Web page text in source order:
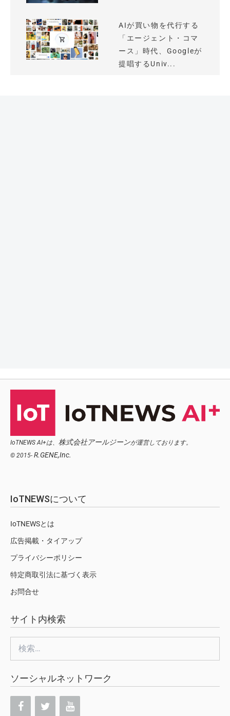
AIが買い物を代行する
「エージェント・コマ
ース」時代、Googleが
提唱するUniv...
IoTNEWS AI+は、 株式会社アールジーンが運営しております。
© 2015- R.GENE,Inc.
IoTNEWSについて
IoTNEWSとは
広告掲載・タイアップ
プライバシーポリシー
特定商取引法に基づく表示
お問合せ
サイト内検索
索:
ソーシャルネットワーク